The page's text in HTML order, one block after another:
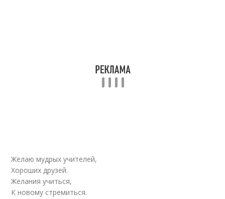
Желаю мудрых учителей,
Хороших друзей.
Желания учиться,
К новому стремиться.